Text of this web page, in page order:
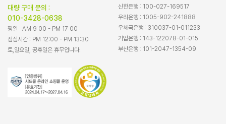
대량 구매 문의 :
010-3428-0638
평일 : AM 9:00 - PM 17:00
점심시간 : PM 12:00 - PM 13:30
토,일요일, 공휴일은 휴무입니다.
신한은행 : 100-027-169517
우리은행 : 1005-902-241888
우체국은행 : 310037-01-011233
기업은행 : 143-122078-01-015
부산은행 : 101-2047-1354-09